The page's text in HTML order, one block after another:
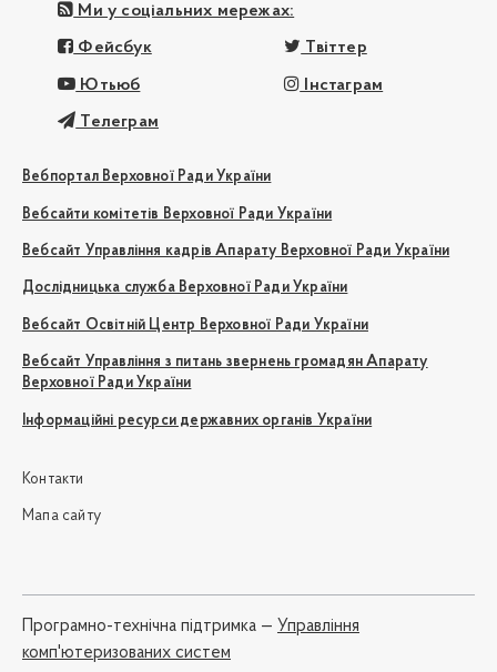
Ми у соціальних мережах:
Фейсбук Твіттер
Ютьюб Інстаграм
Телеграм
Вебпортал Верховної Ради України
Вебсайти комітетів Верховної Ради України
Вебсайт Управління кадрів Апарату Верховної Ради України
Дослідницька служба Верховної Ради України
Вебсайт Освітній Центр Верховної Ради України
Вебсайт Управління з питань звернень громадян Апарату
Верховної Ради України
Інформаційні ресурси державних органів України
Контакти
Мапа сайту
Програмно-технічна підтримка — Управління
комп'ютеризованих систем